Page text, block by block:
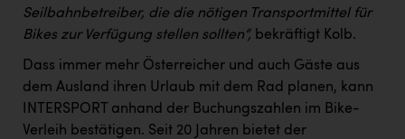
Seilbahnbetreiber, die die nötigen Transportmittel für
Bikes zur Verfügung stellen sollten“, bekräftigt Kolb.
Dass immer mehr Österreicher und auch Gäste aus
dem Ausland ihren Urlaub mit dem Rad planen, kann
INTERSPORT anhand der Buchungszahlen im Bike-
Verleih bestätigen. Seit 20 Jahren bietet der